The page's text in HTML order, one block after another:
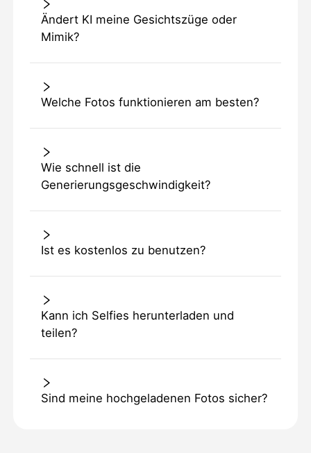
Ändert KI meine Gesichtszüge oder
Mimik?
Welche Fotos funktionieren am besten?
Wie schnell ist die
Generierungsgeschwindigkeit?
Ist es kostenlos zu benutzen?
Kann ich Selfies herunterladen und
teilen?
Sind meine hochgeladenen Fotos sicher?